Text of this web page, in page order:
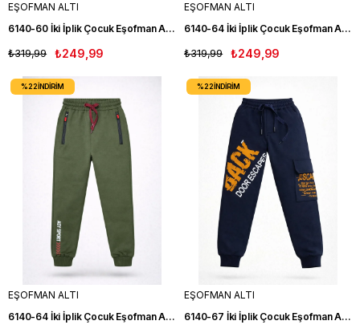
EŞOFMAN ALTI
6140-60 İki İplik Çocuk Eşofman Altı YEŞİL
₺249,99
₺319,99
EŞOFMAN ALTI
6140-64 İki İplik Çocuk Eşofman Altı BORDO
₺249,99
₺319,99
EŞOFMAN ALTI
6140-64 İki İplik Çocuk Eşofman Altı YEŞİL
%22İNDIRIM
EŞOFMAN ALTI
6140-67 İki İplik Çocuk Eşofman Altı MAVİ
%22İNDIRIM